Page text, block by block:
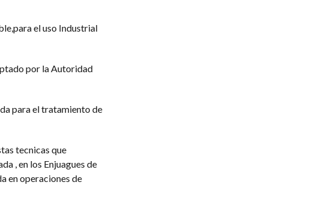
el uso Industrial
por la Autoridad
para el tratamiento de
tecnicas que
, en los Enjuagues de
en operaciones de